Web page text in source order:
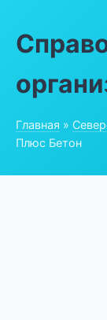
Главная »
Плюс Бетон